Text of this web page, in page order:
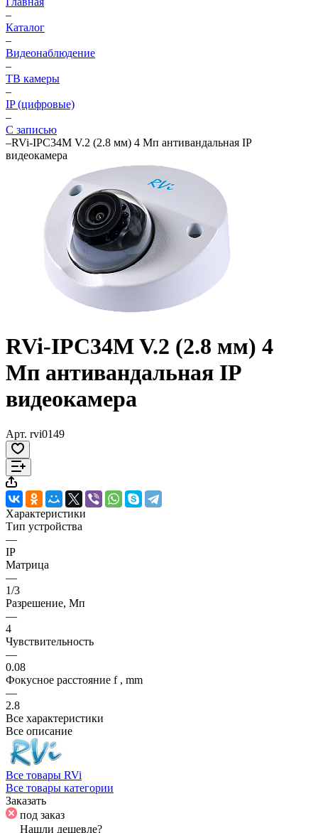
–
Каталог
–
Видеонаблюдение
–
ТВ камеры
–
IP (цифровые)
–
С записью
–RVi-IPC34M V.2 (2.8 мм) 4 Мп антивандальная IP
видеокамера
RVi-IPC34M V.2 (2.8 мм) 4
Мп антивандальная IP
видеокамера
Арт. rvi0149
Характеристики
Тип устройства
—
IP
Матрица
—
1/3
Разрешение, Мп
—
4
Чувствительность
—
0.08
Фокусное расстояние f , mm
—
2.8
Все характеристики
Все описание
Все товары RVi
Все товары категории
Заказать
под заказ
Нашли дешевле?